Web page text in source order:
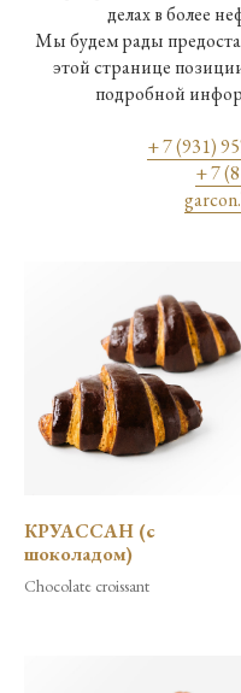
делах в более
Мы будем рады
этой странице
подробной
+ 7 (931)
+ 7
КРУАССАН (с
шоколадом)
Chocolate croissant